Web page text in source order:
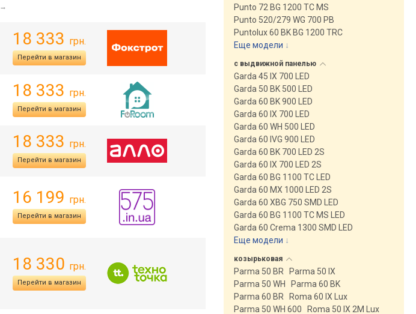
→
18 333 грн.
Перейти в магазин
18 333 грн.
Перейти в магазин
18 333 грн.
Перейти в магазин
16 199 грн.
Перейти в магазин
18 330 грн.
Перейти в магазин
Punto 72 BG 1200 TC MS
Punto 520/279 WG 700 PB
Puntolux 60 BK BG 1200 TRC
Еще модели ↓
с выдвижной панелью
Garda 45 IX 700 LED
Garda 50 BK 500 LED
Garda 60 BK 900 LED
Garda 60 IX 700 LED
Garda 60 WH 500 LED
Garda 60 IVG 900 LED
Garda 60 BK 700 LED 2S
Garda 60 IX 700 LED 2S
Garda 60 BG 1100 TC LED
Garda 60 MX 1000 LED 2S
Garda 60 XBG 750 SMD LED
Garda 60 BG 1100 TC MS LED
Garda 60 Crema 1300 SMD LED
Еще модели ↓
козырьковая
Parma 50 BR
Parma 50 IX
Parma 50 WH
Parma 60 BK
Parma 60 BR
Roma 60 IX Lux
Parma 50 WH 600
Roma 50 IX 2M Lux